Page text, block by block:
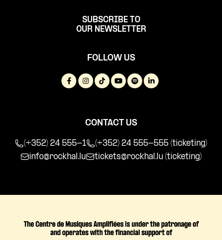
SUBSCRIBE TO
OUR NEWSLETTER
FOLLOW US
CONTACT US
(+352) 24 555-1
(+352) 24 555-555 (ticketing)
info@rockhal.lu
tickets@rockhal.lu (ticketing)